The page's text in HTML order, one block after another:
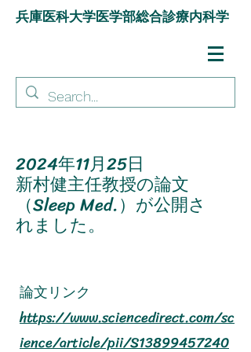
兵庫医科大学医学部総合診療内科学
2024年11月25日
新村健主任教授の論文
（Sleep Med.）が公開さ
れました。
論文リンク
https://www.sciencedirect.com/sc
ience/article/pii/S13899457240